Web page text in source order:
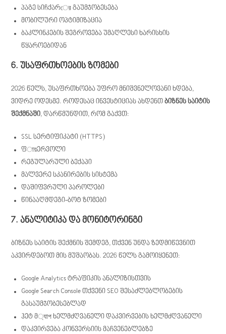
პაგე სიჩქარের გაუმჯობესება
მობილური ოპტიმიზაცია
ბაკლინკების შეგროვება უმაღლესი ხარისხის
წყაროებიდან
6. უსაფრთხოების ზომები
2026 წელს, უსაფრთხოება უფრო მნიშვნელოვანი ხდება,
ვიდრე ოდესმე. როდესაც ინვესტიციას ახდენთბიზნეს საიტის
შექმნაში, დარწმუნდით, რომ გაქვთ:
SSL სერტიფიკატი (HTTPS)
ფায়ერვოლი
რეგულარული ბექაპი
მალვერე სკანირების სისტემა
დაშიფვრული პაროლები
წინააღმდეგი-ბოტ ზომები
7. ანალიტიკა და მონიტორინგი
ბიზნეს საიტის შექმნის შემდეგ, თქვენ უნდა ზედმიწევნით
აკვირდებოთ მის მუშაობას. 2026 წელს გამოიყენეთ:
Google Analytics ტრაფიკის ანალიზისთვის
Google Search Console თქვენი SEO შესაძლებლობების
გასაუმჯობესებლად
ჰეტ მ্যাপ ხელმძღვანელი დაკვირვების ხელმძღვანელი
დაკვირვება კონვერსიის მაჩვენებლებზე